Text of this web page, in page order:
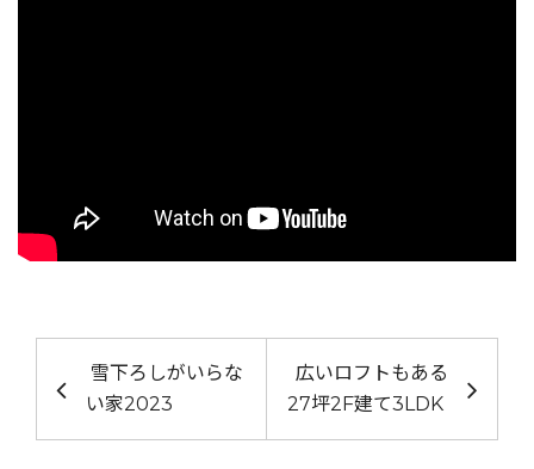
投稿ナビゲーション
雪下ろしがいらな
い家2023
広いロフトもある
27坪2F建て3LDK